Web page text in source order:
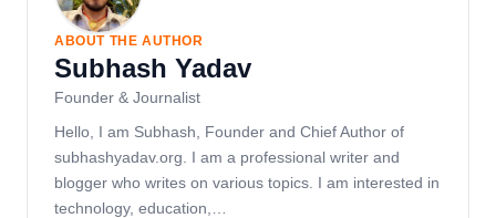
ABOUT THE AUTHOR
Subhash Yadav
Founder & Journalist
Hello, I am Subhash, Founder and Chief Author of
subhashyadav.org. I am a professional writer and
blogger who writes on various topics. I am interested in
technology, education,…